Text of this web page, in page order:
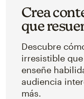
Crea
que
Descubre
irresistible
enseñe
audiencia
más.